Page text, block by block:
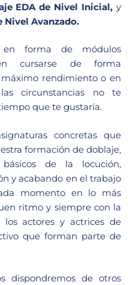
EDA de Nivel Inicial,y
Nivel Avanzado.
forma de módulos
cursarse de forma
rendimiento o en
circunstancias no te
que te gustaría.
concretas que
formación de doblaje,
de la locución,
y acabando en el trabajo
momento en lo más
ritmo y siempre con la
los actores y actrices de
que forman parte de
dispondremos de otros